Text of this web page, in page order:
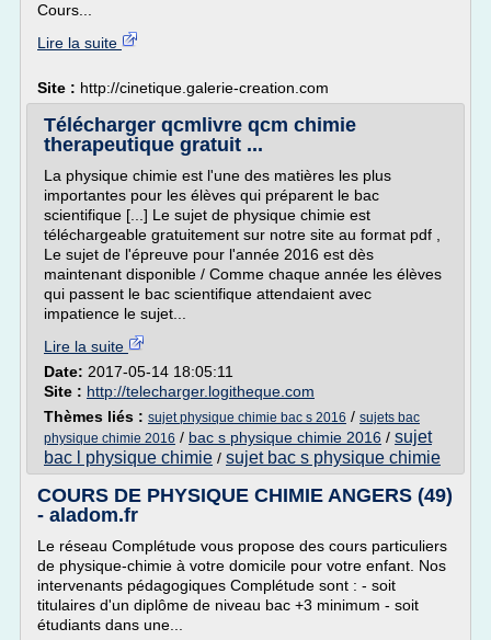
Cours...
Lire la suite
Site : http://cinetique.galerie-creation.com
Télécharger qcmlivre qcm chimie
therapeutique gratuit ...
La physique chimie est l'une des matières les plus
importantes pour les élèves qui préparent le bac
scientifique [...] Le sujet de physique chimie est
téléchargeable gratuitement sur notre site au format pdf ,
Le sujet de l'épreuve pour l'année 2016 est dès
maintenant disponible / Comme chaque année les élèves
qui passent le bac scientifique attendaient avec
impatience le sujet...
Lire la suite
Date: 2017-05-14 18:05:11
Site : http://telecharger.logitheque.com
Thèmes liés : sujet physique chimie bac s 2016 / sujets bac
physique chimie 2016 / bac s physique chimie 2016 / sujet
bac l physique chimie / sujet bac s physique chimie
COURS DE PHYSIQUE CHIMIE ANGERS (49)
- aladom.fr
Le réseau Complétude vous propose des cours particuliers
de physique-chimie à votre domicile pour votre enfant. Nos
intervenants pédagogiques Complétude sont : - soit
titulaires d'un diplôme de niveau bac +3 minimum - soit
étudiants dans une...